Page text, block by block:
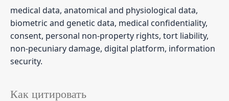
medical data, anatomical and physiological data,
biometric and genetic data, medical confidentiality,
consent, personal non-property rights, tort liability,
non-pecuniary damage, digital platform, information
security.
Как цитировать